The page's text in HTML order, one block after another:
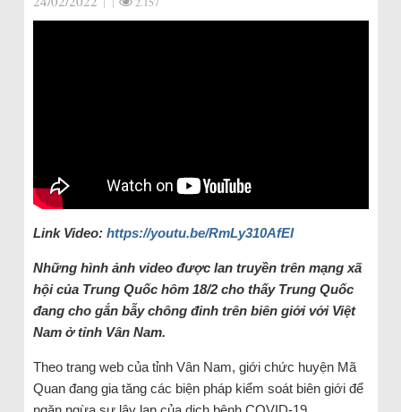
Link Video: https://youtu.be/RmLy310AfEI
Những hình ảnh video được lan truyền trên mạng xã
hội của Trung Quốc hôm 18/2 cho thấy Trung Quốc
đang cho gắn bẫy chông đinh trên biên giới với Việt
Nam ở tỉnh Vân Nam.
Theo trang web của tỉnh Vân Nam, giới chức huyện Mã
Quan đang gia tăng các biện pháp kiểm soát biên giới để